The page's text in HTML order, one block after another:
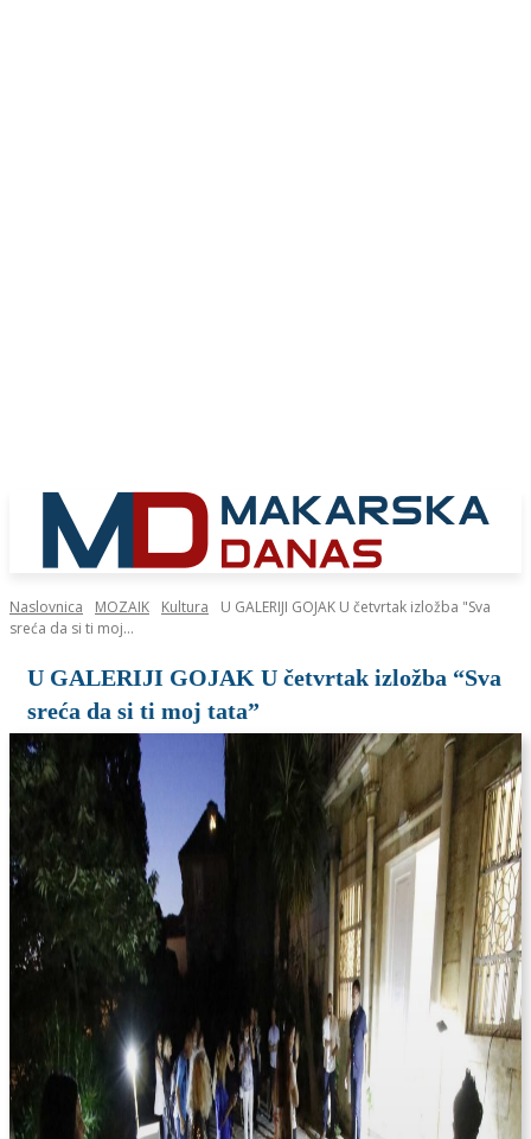
Naslovnica MOZAIK Kultura
U GALERIJI GOJAK U četvrtak izložba "Sva
sreća da si ti moj...
U GALERIJI GOJAK U četvrtak izložba “Sva
sreća da si ti moj tata”